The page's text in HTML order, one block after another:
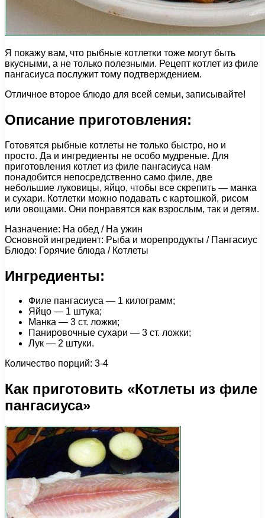
Я покажу вам, что рыбные котлетки тоже могут быть
вкусными, а не только полезными. Рецепт котлет из филе
пангасиуса послужит тому подтверждением.
Отличное второе блюдо для всей семьи, записывайте!
Описание приготовления:
Готовятся рыбные котлеты не только быстро, но и
просто. Да и ингредиенты не особо мудреные. Для
приготовления котлет из филе пангасиуса нам
понадобится непосредственно само филе, две
небольшие луковицы, яйцо, чтобы все скрепить — манка
и сухари. Котлетки можно подавать с картошкой, рисом
или овощами. Они понравятся как взрослым, так и детям.
Назначение: На обед / На ужин
Основной ингредиент: Рыба и морепродукты / Пангасиус
Блюдо: Горячие блюда / Котлеты
Ингредиенты:
Филе пангасиуса — 1 килограмм;
Яйцо — 1 штука;
Манка — 3 ст. ложки;
Панировочные сухари — 3 ст. ложки;
Лук — 2 штуки.
Количество порций: 3-4
Как приготовить «Котлеты из филе
пангасиуса»